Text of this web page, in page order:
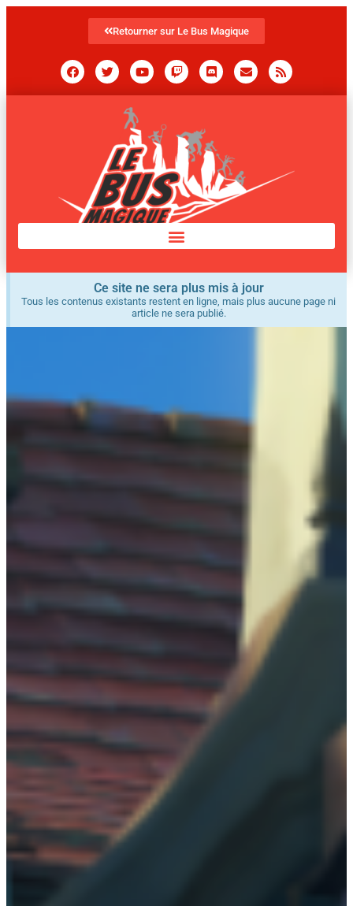
Retourner sur Le Bus Magique
Ce site ne sera plus mis à jour
Tous les contenus existants restent en ligne, mais plus aucune page ni
article ne sera publié.